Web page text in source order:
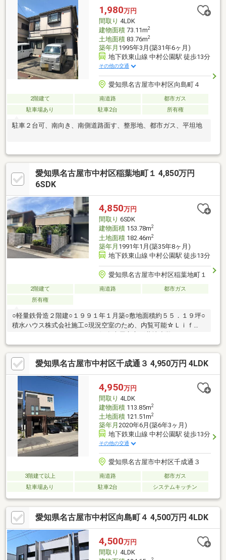
付インターホンダブルロックキー■住環境・周辺環境■中村公園駅
徒歩12分名古屋市立千成小学校徒歩3分
1,980万円
間取り 4LDK
建物面積73.11m2
土地面積83.76m2
築年月 1995年3月(築31年6ヶ月)
地下鉄東山線 中村公園駅 徒歩13分
その他の交通
愛知県名古屋市中村区向島町４
2階建て 南道路
都市ガス
駐車場あり
駐車2台 所有権
駐車２台可、南向き、南側道路面す、整形地、都市ガス、平坦地
愛知県名古屋市中村区稲葉地町１ 4,850万円
6SDK
4,850万円
間取り 6SDK
建物面積153.78m2
土地面積182.46m2
築年月 1991年1月(築35年8ヶ月)
地下鉄東山線 中村公園駅 徒歩13分
愛知県名古屋市中村区稲葉地町１
2階建て 南道路
都市ガス
所有権
○軽量鉄骨造２階建○１９９１年１月築○敷地面積約５５．１９坪○
積水ハウス株式会社施工○現況空室のため、内覧可能☆Ｌｉｆ
校・・・・・約４３０ｍ 名古屋市立豊正中学校・・・・・・約５
２０ｍ ヤマナカ稲葉地店・・・・・・・・約２００ｍ セブンイレ
ブン名古屋稲葉地町店・約１４０ｍ 名古屋稲葉地郵便
局・・・・・・・約４２０ｍ 稲葉地公
園・・・・・・・・・・・ 約５０ｍ
愛知県名古屋市中村区千成通３ 4,950万円 4LDK
4,950万円
間取り 4LDK
建物面積113.85m2
土地面積121.51m2
築年月 2020年6月(築6年3ヶ月)
地下鉄東山線 中村公園駅 徒歩13分
その他の交通
愛知県名古屋市中村区千成通３
3階建て以上 南道路
都市ガス
駐車場あり
駐車2台 システムキッチン
愛知県名古屋市中村区向島町４ 4,500万円 4LDK
4,500万円
間取り 4LDK